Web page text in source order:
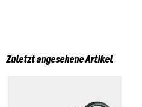
Zuletzt angesehene Artikel